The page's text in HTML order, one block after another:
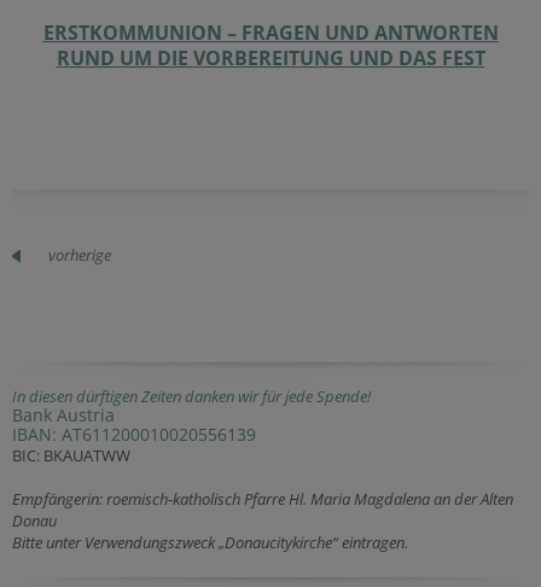
ERSTKOMMUNION – FRAGEN UND ANTWORTEN
RUND UM DIE VORBEREITUNG UND DAS FEST
vorherige
In diesen dürftigen Zeiten danken wir für jede Spende!
Bank Austria
IBAN: AT611200010020556139
BIC: BKAUATWW
Empfängerin: roemisch-katholisch Pfarre Hl. Maria Magdalena an der Alten
Donau
Bitte unter Verwendungszweck „Donaucitykirche“ eintragen.